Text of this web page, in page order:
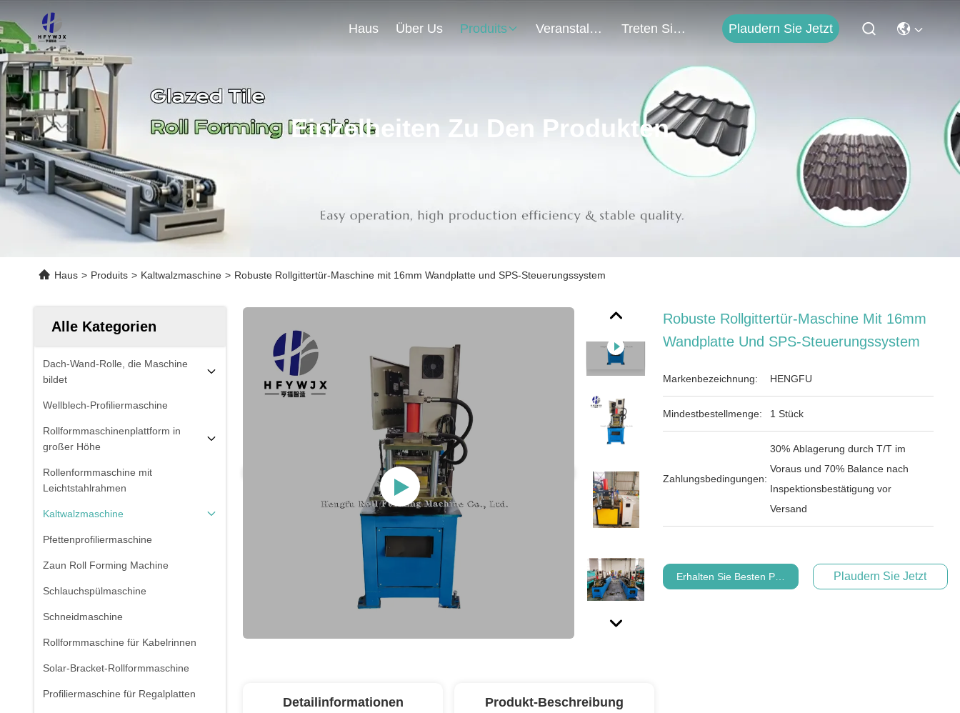
Haus Über Us Produits Veranstaltungen Treten Sie Mit Uns In Verbindung Plaudern Sie Jetzt
Einzelheiten Zu Den Produkten
Haus > Produits > Kaltwalzmaschine > Robuste Rollgittertür-Maschine mit 16mm Wandplatte und SPS-Steuerungssystem
Alle Kategorien
Dach-Wand-Rolle, die Maschine
bildet
Wellblech-Profiliermaschine
Rollformmaschinenplattform in
großer Höhe
Rollenformmaschine mit
Leichtstahlrahmen
Kaltwalzmaschine
Pfettenprofiliermaschine
Zaun Roll Forming Machine
Schlauchspülmaschine
Schneidmaschine
Rollformmaschine für Kabelrinnen
Solar-Bracket-Rollformmaschine
Profiliermaschine für Regalplatten
Robuste Rollgittertür-Maschine Mit 16mm
Wandplatte Und SPS-Steuerungssystem
Markenbezeichnung: HENGFU
Mindestbestellmenge: 1 Stück
Zahlungsbedingungen:
30% Ablagerung durch T/T im
Voraus und 70% Balance nach
Inspektionsbestätigung vor
Versand
Erhalten Sie Besten Preis Plaudern Sie Jetzt
Detailinformationen Produkt-Beschreibung